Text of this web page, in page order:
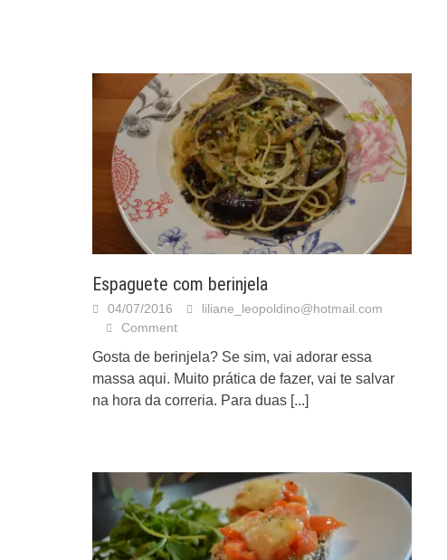
Espaguete com berinjela
04/07/2016
liliane_leopoldino@hotmail.com
Comment
Gosta de berinjela? Se sim, vai adorar essa
massa aqui. Muito prática de fazer, vai te salvar
na hora da correria. Para duas [...]